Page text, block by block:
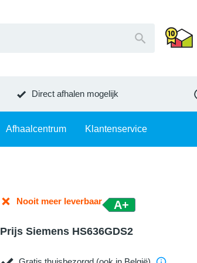
Direct afhalen mogelijk
Afhaalcentrum Klantenservice
Nooit meer leverbaar A+
Prijs Siemens HS636GDS2